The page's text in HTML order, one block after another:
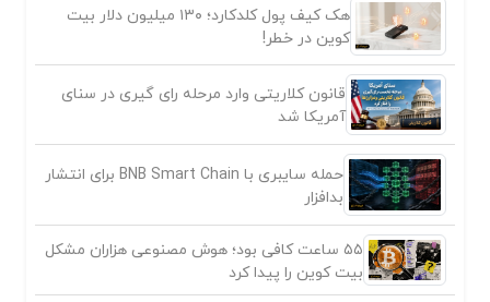
هک کیف پول کلدکارد؛ ۱۳۰ میلیون دلار بیت
کوین در خطر!
قانون کلاریتی وارد مرحله رای گیری در سنای
آمریکا شد
حمله سایبری با BNB Smart Chain برای انتشار
بدافزار
۵۵ ساعت کافی بود؛ هوش مصنوعی هزاران مشکل
بیت کوین را پیدا کرد